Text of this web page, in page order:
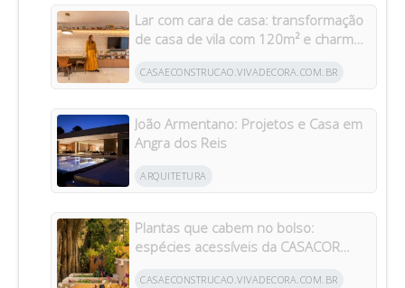
Lar com cara de casa: transformação
de casa de vila com 120m² e charme
CASAECONSTRUCAO.VIVADECORA.COM.BR
João Armentano: Projetos e Casa em
Angra dos Reis
ARQUITETURA
Plantas que cabem no bolso:
espécies acessíveis da CASACOR
CASAECONSTRUCAO.VIVADECORA.COM.BR